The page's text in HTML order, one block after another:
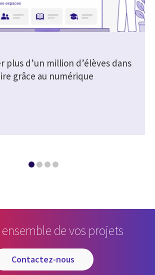
plus d’un million d’élèves dans
grâce au numérique
ensemble de vos projets
contactez-nous